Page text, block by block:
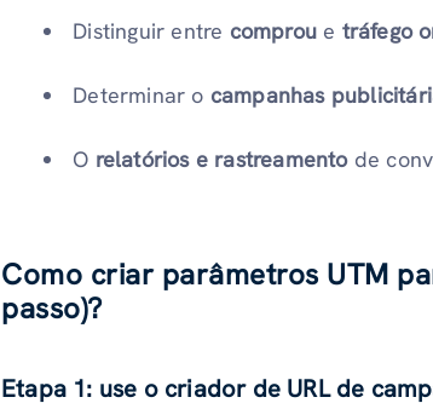
Distinguir entre comprou e tráfego
Determinar o campanhas
O relatórios e rastreamentode
Como criar parâmetros UTM
passo)?
Etapa 1: use o criador de URL de